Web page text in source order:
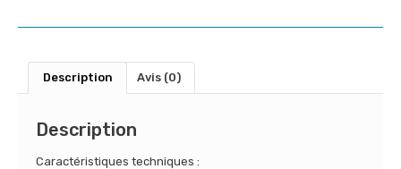
Description Avis (0)
Description
Caractéristiques techniques :